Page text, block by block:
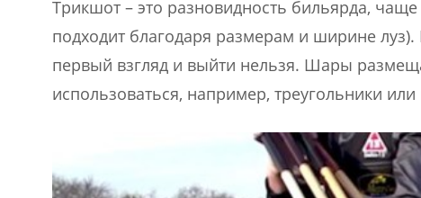
Трикшот – это разновидность бильярда,
подходит благодаря размерам и ширине луз).
первый взгляд и выйти нельзя. Шары
использоваться, например, треугольники или